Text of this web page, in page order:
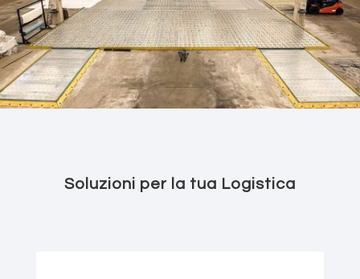
Soluzioni per la tua Logistica